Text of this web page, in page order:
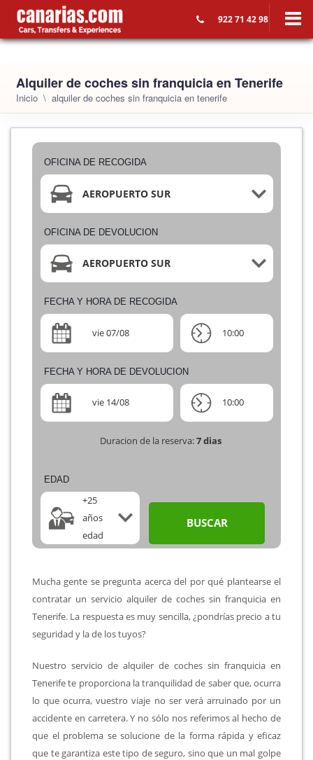
922 71 42 98
Alquiler de coches sin franquicia en Tenerife
Inicio alquiler de coches sin franquicia en tenerife
OFICINA DE RECOGIDA
AEROPUERTO SUR
FECHA Y HORA DE RECOGIDA
vie 07/08 10:00
Duracion de la reserva:7dias
OFICINA DE DEVOLUCION
AEROPUERTO SUR
FECHA Y HORA DE DEVOLUCION
vie 14/08 10:00
EDAD
+25
años
edad
BUSCAR
Mucha gente se pregunta acerca del por qué plantearse el
contratar un servicio alquiler de coches sin franquicia en
Tenerife. La respuesta es muy sencilla, ¿pondrías precio a tu
seguridad y la de los tuyos?
Nuestro servicio de alquiler de coches sin franquicia en
Tenerife te proporciona la tranquilidad de saber que, ocurra
lo que ocurra, vuestro viaje no ser verá arruinado por un
accidente en carretera. Y no sólo nos referimos al hecho de
que el problema se solucione de la forma rápida y eficaz
que te garantiza este tipo de seguro, sino que un mal golpe